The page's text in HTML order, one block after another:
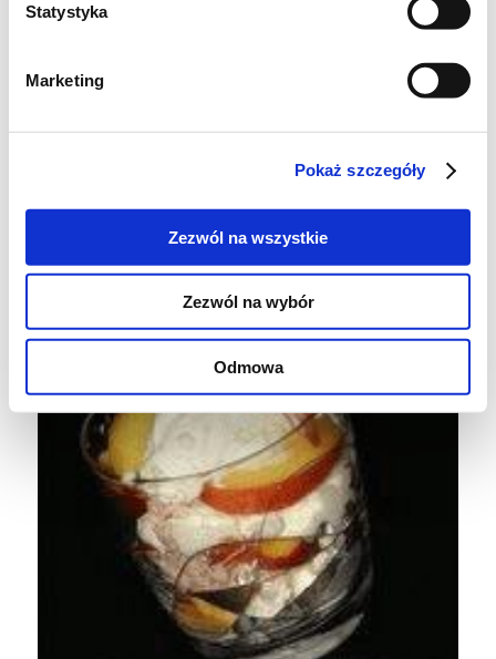
Statystyka
Marketing
Pokaż szczegóły
Zezwól na wszystkie
Zezwól na wybór
Odmowa
Brzoskwinie